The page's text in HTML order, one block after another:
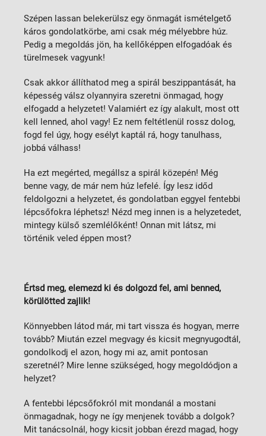
Szépen lassan belekerülsz egy önmagát ismételgető
káros gondolatkörbe, ami csak még mélyebbre húz.
Pedig a megoldás jön, ha kellőképpen elfogadóak és
türelmesek vagyunk!
Csak akkor állíthatod meg a spirál beszippantását, ha
képesség válsz olyannyira szeretni önmagad, hogy
elfogadd a helyzetet! Valamiért ez így alakult, most ott
kell lenned, ahol vagy! Ez nem feltétlenül rossz dolog,
fogd fel úgy, hogy esélyt kaptál rá, hogy tanulhass,
jobbá válhass!
Ha ezt megérted, megállsz a spirál közepén! Még
benne vagy, de már nem húz lefelé. Így lesz időd
feldolgozni a helyzetet, és gondolatban eggyel fentebbi
lépcsőfokra léphetsz! Nézd meg innen is a helyzetedet,
mintegy külső szemlélőként! Onnan mit látsz, mi
történik veled éppen most?
Értsd meg, elemezd ki és dolgozd fel, ami benned,
körülötted zajlik!
Könnyebben látod már, mi tart vissza és hogyan, merre
tovább? Miután ezzel megvagy és kicsit megnyugodtál,
gondolkodj el azon, hogy mi az, amit pontosan
szeretnél? Mire lenne szükséged, hogy megoldódjon a
helyzet?
A fentebbi lépcsőfokról mit mondanál a mostani
önmagadnak, hogy ne így menjenek tovább a dolgok?
Mit tanácsolnál, hogy kicsit jobban érezd magad, hogy